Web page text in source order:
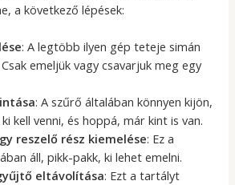
a következő lépések:
: A legtöbb ilyen gép teteje simán
emeljük vagy csavarjuk meg egy
: A szűrő általában könnyen kijön,
kell venni, és hoppá, már kint is van.
reszelő rész kiemelése: Ez a
áll, pikk-pakk, ki lehet emelni.
eltávolítása: Ezt a tartályt